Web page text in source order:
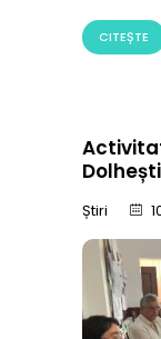
CITEȘTE
Dolhești
Știri